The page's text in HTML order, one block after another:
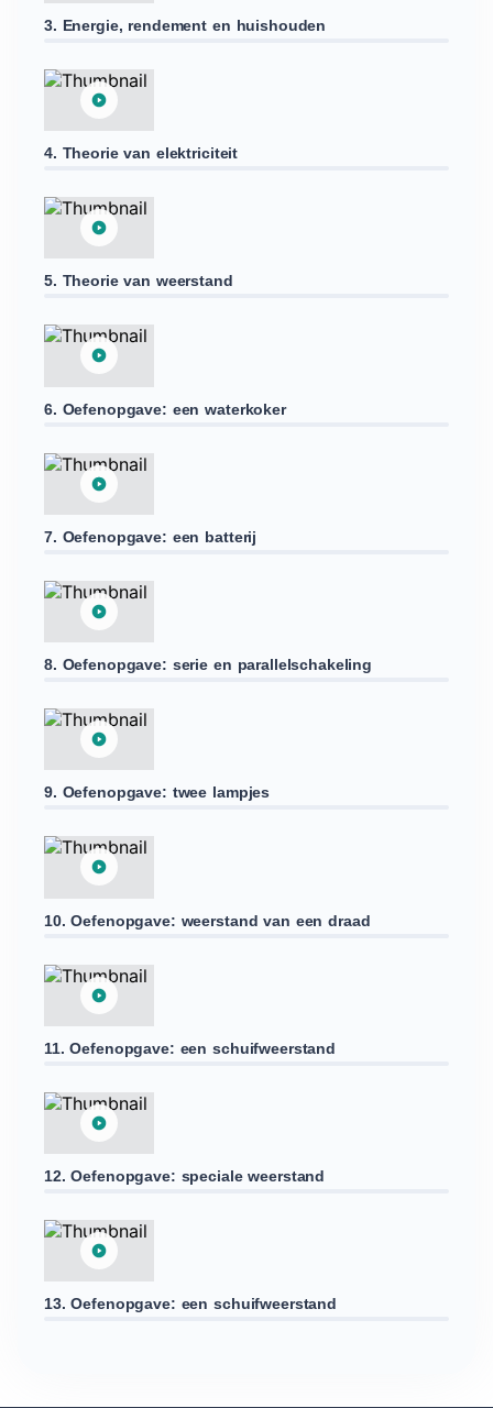
3. Energie, rendement en huishouden
4. Theorie van elektriciteit
5. Theorie van weerstand
6. Oefenopgave: een waterkoker
7. Oefenopgave: een batterij
8. Oefenopgave: serie en parallelschakeling
9. Oefenopgave: twee lampjes
10. Oefenopgave: weerstand van een draad
11. Oefenopgave: een schuifweerstand
12. Oefenopgave: speciale weerstand
13. Oefenopgave: een schuifweerstand